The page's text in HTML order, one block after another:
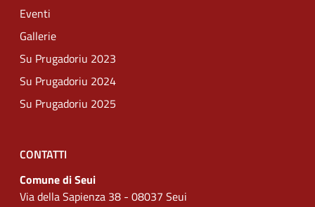
Eventi
Gallerie
Su Prugadoriu 2023
Su Prugadoriu 2024
Su Prugadoriu 2025
CONTATTI
Comune di Seui
Via della Sapienza 38 - 08037 Seui